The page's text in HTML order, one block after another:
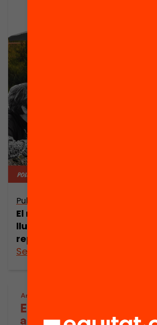
Publicació
El rol de la programació de
lluita contra la segregació
reptes i oportunitats
See more